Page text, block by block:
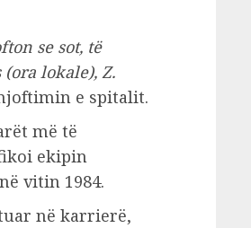
se sot, të
lokale), Z.
e spitalit.
më të
ekipin
vitin 1984.
në karrierë,